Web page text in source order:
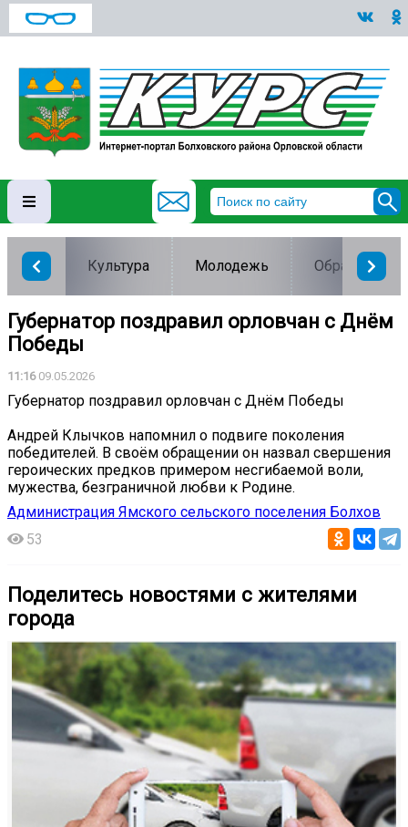
Культура Молодежь Образование
Губернатор поздравил орловчан с Днём
Победы
11:1609.05.2026
Губернатор поздравил орловчан с Днём Победы
Андрей Клычков напомнил о подвиге поколения
победителей. В своём обращении он назвал свершения
героических предков примером несгибаемой воли,
мужества, безграничной любви к Родине.
Администрация Ямского сельского поселения Болхов
53
Поделитесь новостями с жителями
города